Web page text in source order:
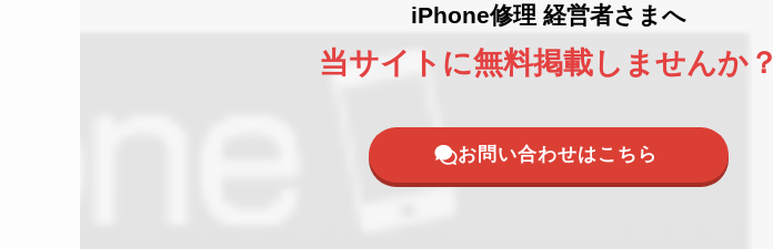
iPhone修理 経営者さまへ
当サイトに無料掲載しませんか？
お問い合わせはこちら